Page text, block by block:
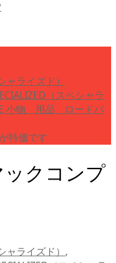
ャライズド）
（スペシャラ
小物 用品 ロードバ
特価です
ックコンプ
ャライズド） ,